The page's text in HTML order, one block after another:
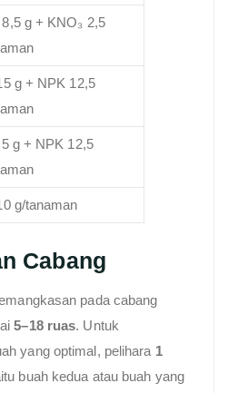
g + KNO₃ 2,5
g + NPK 12,5
g + NPK 12,5
g/tanaman
Cabang
pada cabang
5–18 ruas. Untuk
yang optimal, pelihara 1
buah kedua atau buah yang